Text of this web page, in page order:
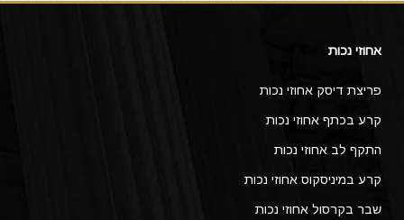
אחוזי נכות
פריצת דיסק אחוזי נכות
קרע בכתף אחוזי נכות
התקף לב אחוזי נכות
קרע במיניסקוס אחוזי נכות
שבר בקרסול אחוזי נכות